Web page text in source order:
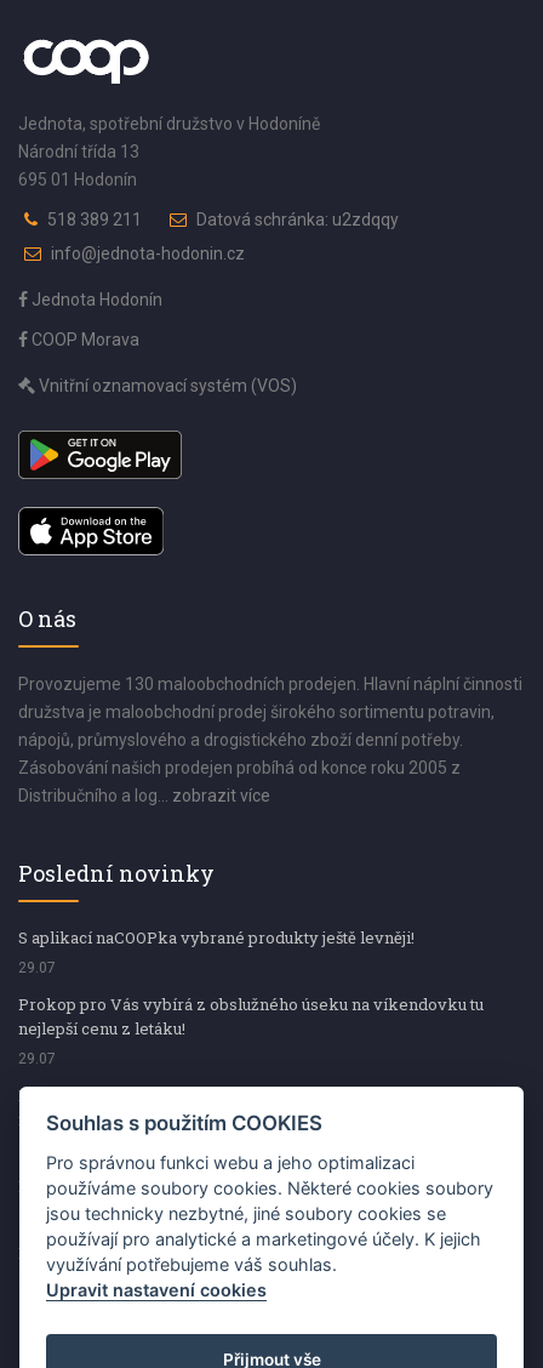
Jednota, spotřební družstvo v Hodoníně
Národní třída 13
695 01 Hodonín
518 389 211
Datová schránka: u2zdqqy
info@jednota-hodonin.cz
Jednota Hodonín
COOP Morava
Vnitřní oznamovací systém (VOS)
O nás
Provozujeme 130 maloobchodních prodejen. Hlavní náplní činnosti
družstva je maloobchodní prodej širokého sortimentu potravin,
nápojů, průmyslového a drogistického zboží denní potřeby.
Zásobování našich prodejen probíhá od konce roku 2005 z
Distribučního a log... zobrazit více
Poslední novinky
S aplikací naCOOPka vybrané produkty ještě levněji!
29.07
Prokop pro Vás vybírá z obslužného úseku na víkendovku tu
nejlepší cenu z letáku!
29.07
Prokop pro Vás vybírá z obslužného úseku na víkendovku tu
nejlepší cenu z letáku!
Kup špekáčky od Váhaly a vyhraj s naCOOPkou sekerku Fiskars
29.07
Prokop pro Vás vybírá na víkendovku ty nejlepší ceny z letáku!
29.07
Souhlas s použitím COOKIES
Pro správnou funkci webu a jeho optimalizaci
používáme soubory cookies. Některé cookies soubory
jsou technicky nezbytné, jiné soubory cookies se
používají pro analytické a marketingové účely. K jejich
využívání potřebujeme váš souhlas.
Upravit nastavení cookies
Přijmout vše